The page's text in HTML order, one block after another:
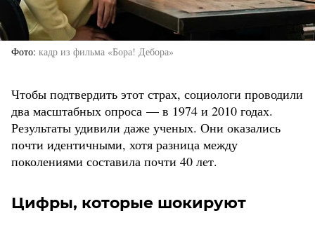
Фото кадр из фильма «Бора! Дебора»
Чтобы подтвердить этот страх, социологи проводили
два масштабных опроса — в 1974 и 2010 годах.
Результаты удивили даже ученых. Они оказались
почти идентичными, хотя разница между
поколениями составила почти 40 лет.
Цифры, которые шокируют